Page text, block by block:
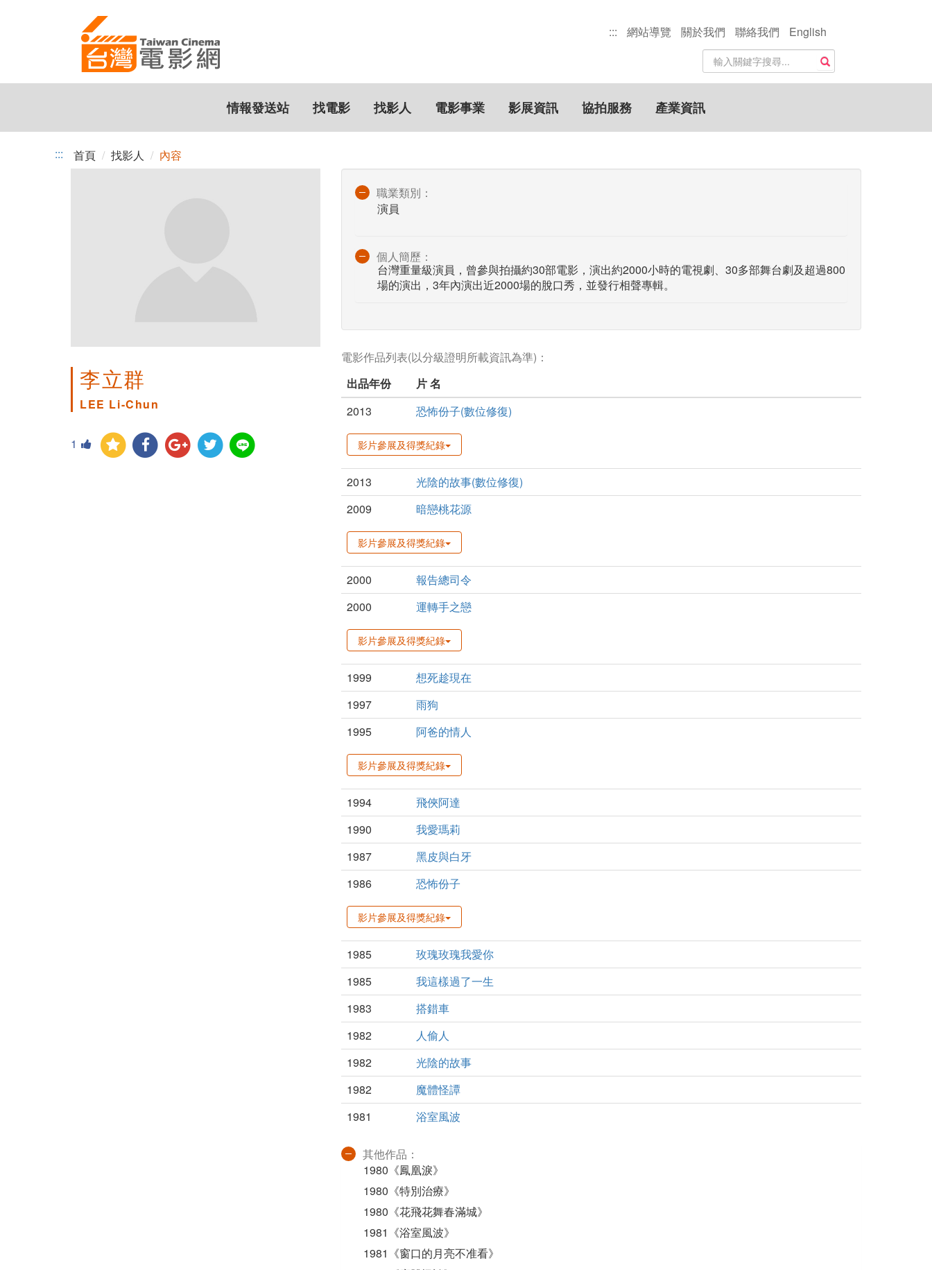
::: 網站導覽 關於我們 聯絡我們
English
站
內
搜
尋
關
鍵
搜尋
情報發送站 找電影 找影人 電影事業 影展資訊 協拍服務 產業資訊
::: 首頁 找影人 內容
李立群
LEE Li-Chun
1
職業類別：
演員
個人簡歷：
台灣重量級演員，曾參與拍攝約30部電影，演出約2000小時的電視劇、30多部舞台劇及超過800
場的演出，3年內演出近2000場的脫口秀，並發行相聲專輯。
電影作品列表(以分級證明所載資訊為準)：
出品年份
片 名
2013
恐怖份子(數位修復)
影片參展及得獎紀錄
2013
光陰的故事(數位修復)
2009
暗戀桃花源
影片參展及得獎紀錄
2000
報告總司令
2000
運轉手之戀
影片參展及得獎紀錄
1999
想死趁現在
1997
雨狗
1995
阿爸的情人
影片參展及得獎紀錄
1994
飛俠阿達
1990
我愛瑪莉
1987
黑皮與白牙
1986
恐怖份子
影片參展及得獎紀錄
1985
玫瑰玫瑰我愛你
1985
我這樣過了一生
1983
搭錯車
1982
人偷人
1982
光陰的故事
1982
魔體怪譚
1981
浴室風波
其他作品：
1980《鳳凰淚》
1980《特別治療》
1980《花飛花舞春滿城》
1981《浴室風波》
1981《窗口的月亮不准看》